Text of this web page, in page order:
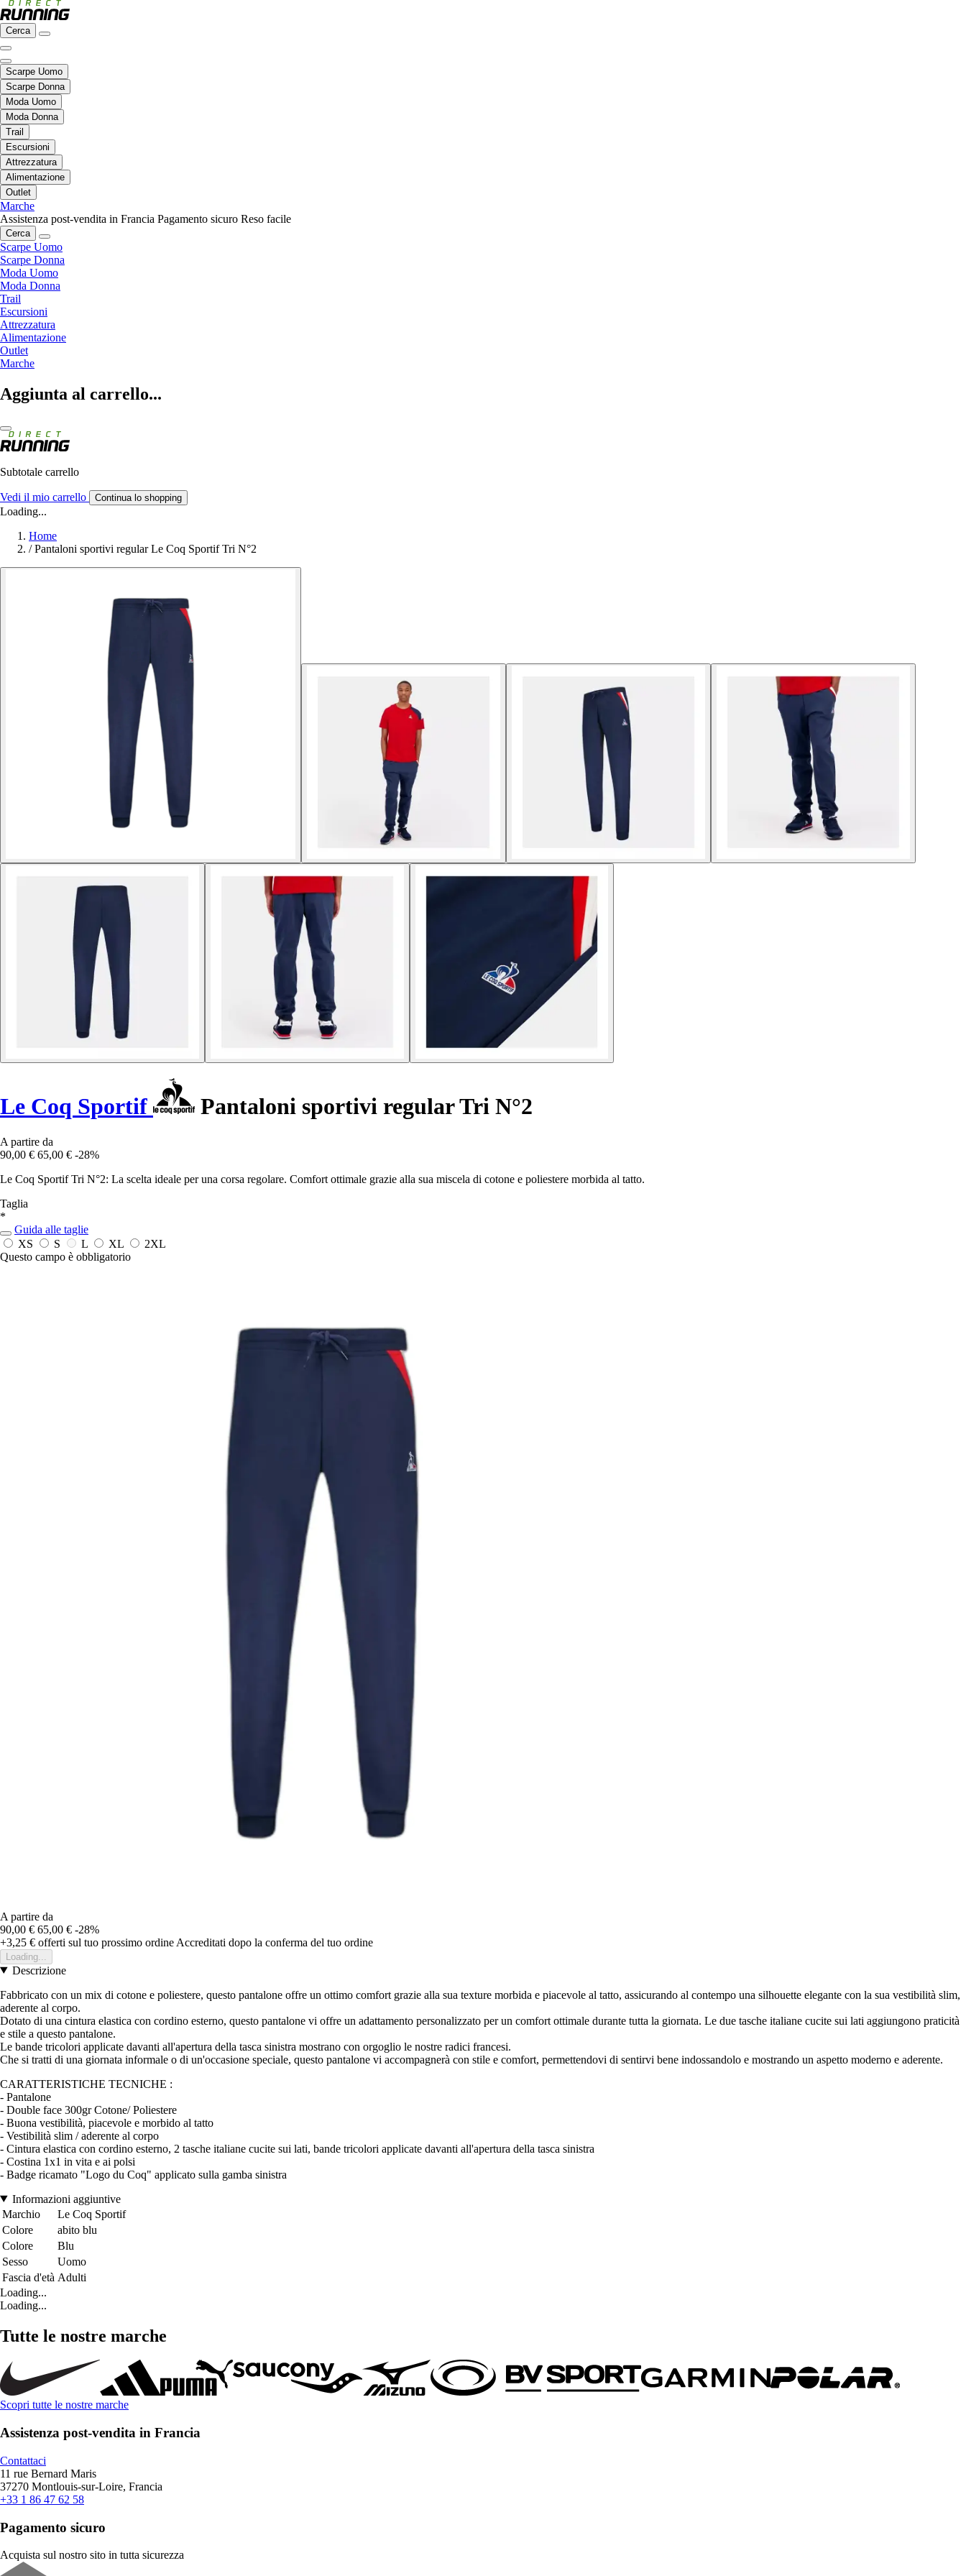
Cerca
Scarpe Uomo
Scarpe Donna
Moda Uomo
Moda Donna
Trail
Escursioni
Attrezzatura
Alimentazione
Outlet
Marche
Assistenza post-vendita in Francia Pagamento sicuro Reso facile
Cerca
Scarpe Uomo
Scarpe Donna
Moda Uomo
Moda Donna
Trail
Escursioni
Attrezzatura
Alimentazione
Outlet
Marche
Aggiunta al carrello...
Subtotale carrello
Vedi il mio carrello Continua lo shopping
Loading...
Home
/ Pantaloni sportivi regular Le Coq Sportif Tri N°2
Le Coq Sportif Pantaloni sportivi regular Tri N°2
A partire da
90,00 € 65,00 € -28%
Le Coq Sportif Tri N°2: La scelta ideale per una corsa regolare. Comfort ottimale grazie alla sua miscela di cotone e poliestere morbida al tatto.
Taglia
*
Guida alle taglie
XS
S L XL
2XL
Questo campo è obbligatorio
A partire da
90,00 € 65,00 € -28%
+3,25 € offerti sul tuo prossimo ordine Accreditati dopo la conferma del tuo ordine
Loading...
Descrizione
Fabbricato con un mix di cotone e poliestere, questo pantalone offre un ottimo comfort grazie alla sua texture morbida e piacevole al tatto, assicurando al contempo una silhouette elegante con la sua vestibilità slim,
aderente al corpo.
Dotato di una cintura elastica con cordino esterno, questo pantalone vi offre un adattamento personalizzato per un comfort ottimale durante tutta la giornata. Le due tasche italiane cucite sui lati aggiungono praticità
e stile a questo pantalone.
Le bande tricolori applicate davanti all'apertura della tasca sinistra mostrano con orgoglio le nostre radici francesi.
Che si tratti di una giornata informale o di un'occasione speciale, questo pantalone vi accompagnerà con stile e comfort, permettendovi di sentirvi bene indossandolo e mostrando un aspetto moderno e aderente.
CARATTERISTICHE TECNICHE :
- Pantalone
- Double face 300gr Cotone/ Poliestere
- Buona vestibilità, piacevole e morbido al tatto
- Vestibilità slim / aderente al corpo
- Cintura elastica con cordino esterno, 2 tasche italiane cucite sui lati, bande tricolori applicate davanti all'apertura della tasca sinistra
- Costina 1x1 in vita e ai polsi
- Badge ricamato "Logo du Coq" applicato sulla gamba sinistra
Informazioni aggiuntive
Marchio
Le Coq Sportif
Colore
abito blu
Colore
Blu
Sesso
Uomo
Fascia d'età Adulti
Loading...
Loading...
Tutte le nostre marche
Scopri tutte le nostre marche
Assistenza post-vendita in Francia
Contattaci
11 rue Bernard Maris
37270 Montlouis-sur-Loire, Francia
+33 1 86 47 62 58
Pagamento sicuro
Acquista sul nostro sito in tutta sicurezza